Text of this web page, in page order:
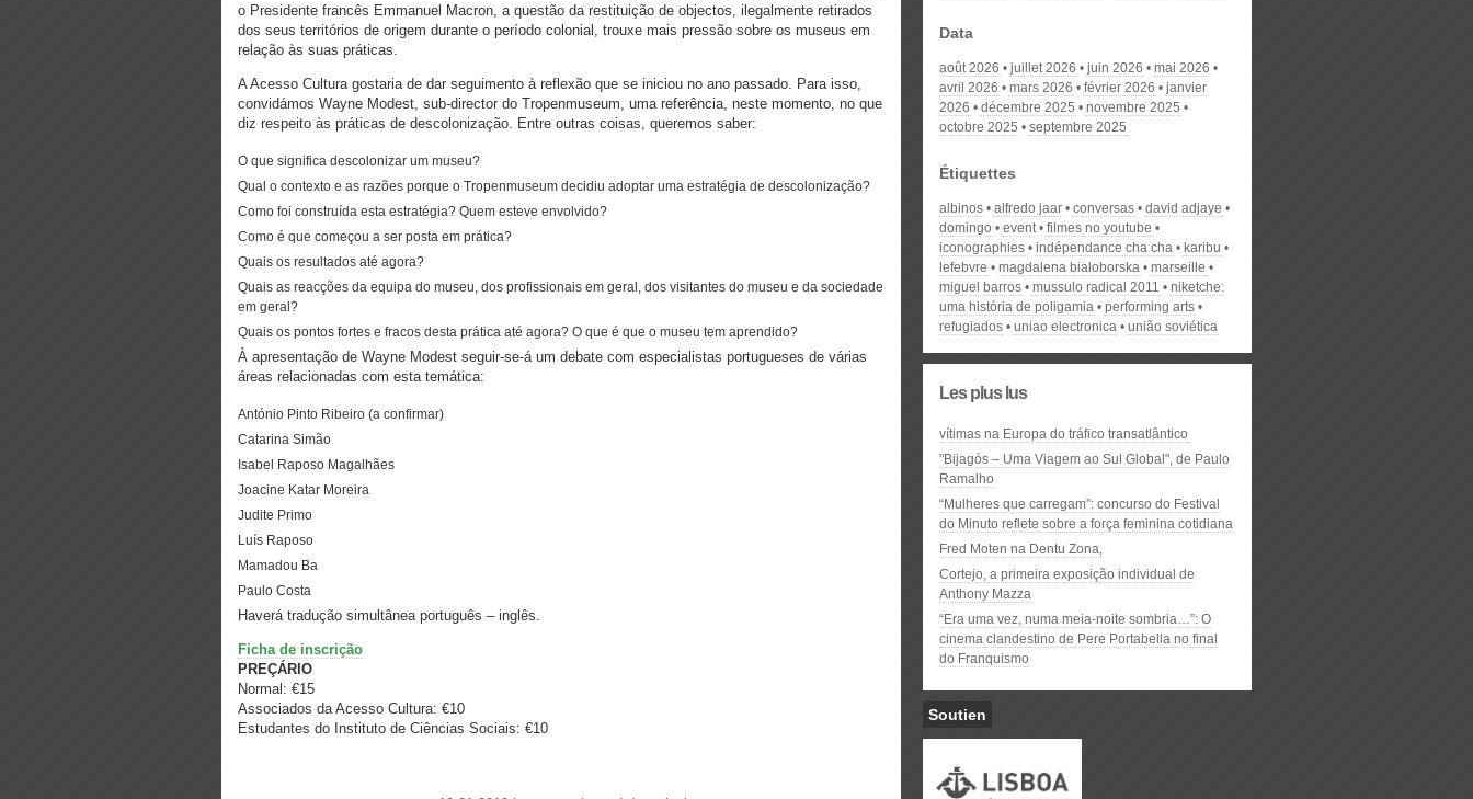
o Presidente francês Emmanuel Macron, a questão da restituição de objectos, ilegalmente retirados
dos seus territórios de origem durante o período colonial, trouxe mais pressão sobre os museus em
relação às suas práticas.
A Acesso Cultura gostaria de dar seguimento à reflexão que se iniciou no ano passado. Para isso,
convidámos Wayne Modest, sub-director do Tropenmuseum, uma referência, neste momento, no que
diz respeito às práticas de descolonização. Entre outras coisas, queremos saber:
O que significa descolonizar um museu?
Qual o contexto e as razões porque o Tropenmuseum decidiu adoptar uma estratégia de descolonização?
Como foi construída esta estratégia? Quem esteve envolvido?
Como é que começou a ser posta em prática?
Quais os resultados até agora?
Quais as reacções da equipa do museu, dos profissionais em geral, dos visitantes do museu e da sociedade
em geral?
Quais os pontos fortes e fracos desta prática até agora? O que é que o museu tem aprendido?
À apresentação de Wayne Modest seguir-se-á um debate com especialistas portugueses de várias
áreas relacionadas com esta temática:
António Pinto Ribeiro (a confirmar)
Catarina Simão
Isabel Raposo Magalhães
Joacine Katar Moreira
Judite Primo
Luís Raposo
Mamadou Ba
Paulo Costa
Haverá tradução simultânea português – inglês.
Ficha de inscrição
PREÇÁRIO
Normal: €15
Associados da Acesso Cultura: €10
Estudantes do Instituto de Ciências Sociais: €10
Data
août 2026 juillet 2026 juin 2026
mai 2026
avril 2026
mars 2026 février 2026
janvier
2026
décembre 2025
novembre 2025
octobre 2025
septembre 2025
Étiquettes
albinos alfredo jaar conversas
david adjaye
domingo
event
filmes no youtube
iconographies
indépendance cha cha
karibu
lefebvre
magdalena bialoborska
marseille
miguel barros
mussulo radical 2011
niketche:
uma história de poligamia
performing arts
refugiados
uniao electronica união soviética
Les plus lus
vítimas na Europa do tráfico transatlântico
"Bijagós – Uma Viagem ao Sul Global", de Paulo
Ramalho
“Mulheres que carregam”: concurso do Festival
do Minuto reflete sobre a força feminina cotidiana
Fred Moten na Dentu Zona,
Cortejo, a primeira exposição individual de
Anthony Mazza
“Era uma vez, numa meia-noite sombria…”: O
cinema clandestino de Pere Portabella no final
do Franquismo
Soutien